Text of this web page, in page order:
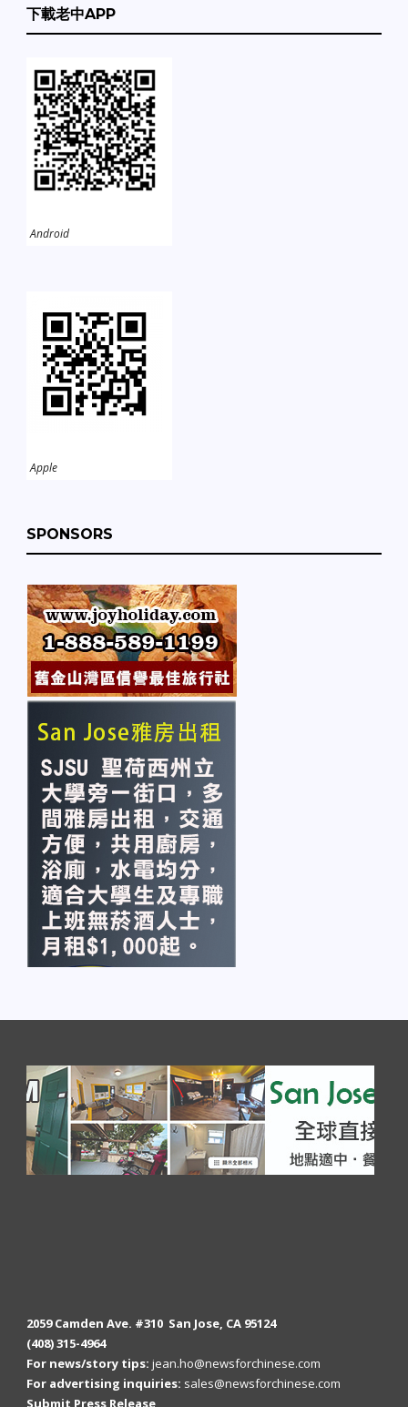
下載老中APP
Android
Apple
SPONSORS
2059 Camden Ave. #310 San Jose, CA 95124
(408) 315-4964
For news/story tips: jean.ho@newsforchinese.com
For advertising inquiries: sales@newsforchinese.com
Submit Press Release